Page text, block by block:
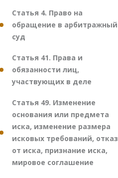
Статья 4. Право на
обращение в арбитражный
суд
Статья 41. Права и
обязанности лиц,
участвующих в деле
Статья 49. Изменение
основания или предмета
иска, изменение размера
исковых требований, отказ
от иска, признание иска,
мировое соглашение